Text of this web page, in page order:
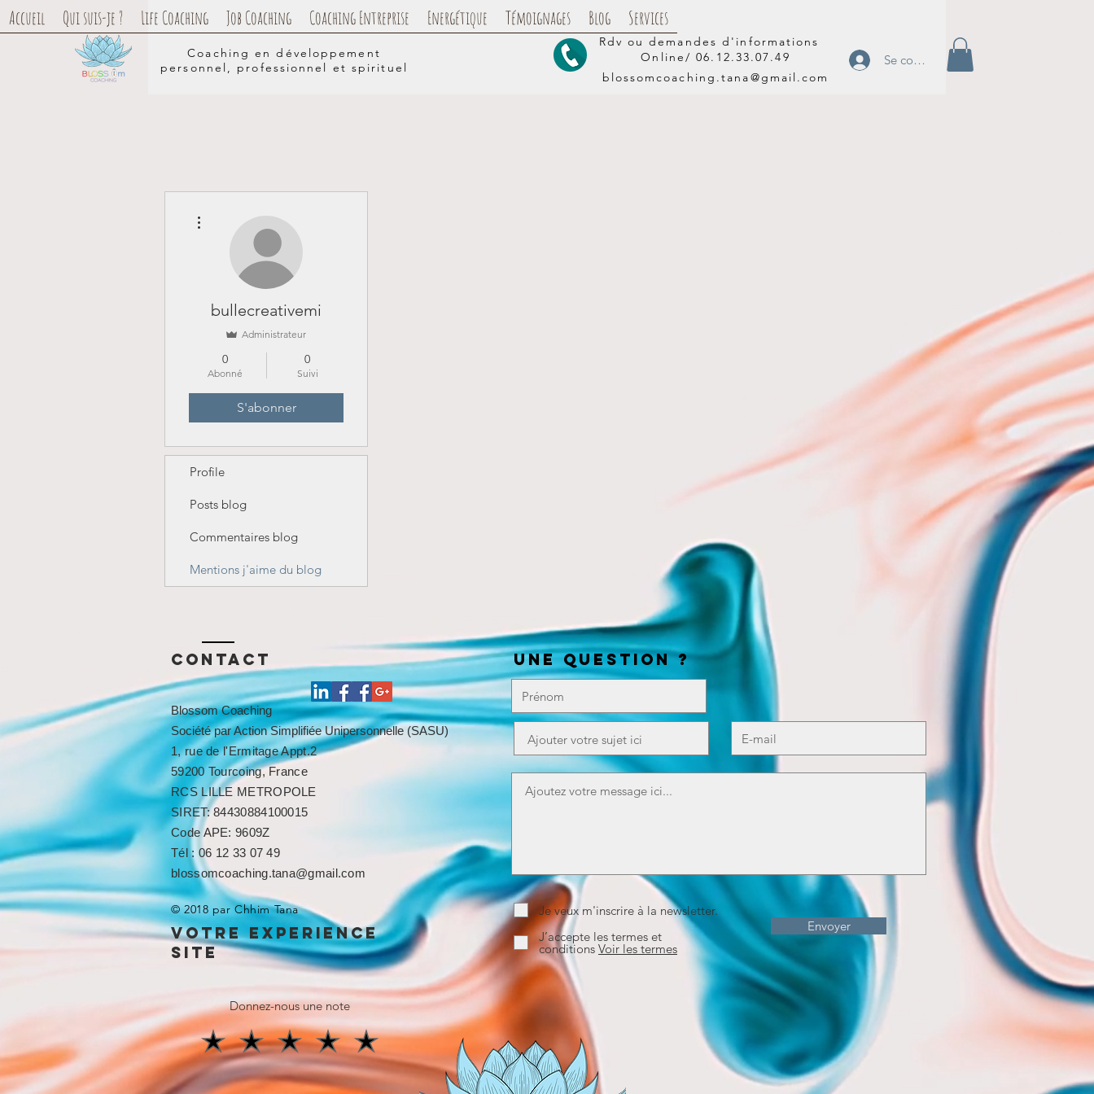
Coaching en développement
personnel, professionnel et spirituel
Accueil Qui suis-je ? Life Coaching Job Coaching Coaching Entreprise Energétique Témoignages Blog Services
Se connecter
Rdv ou demandes d'informations
Online/06.12.33.07.49
blossomcoaching.tana@gmail.com
bullecreativemi
Administrateur
0
Abonné
0
Suivi
S'abonner
Profile
Posts blog
Commentaires blog
Mentions j'aime du blog
Contact
Blossom Coaching
Société par Action Simplifiée Unipersonnelle (SASU)
1, rue de l'Ermitage Appt.2
59200 Tourcoing, France
RCS LILLE METROPOLE​​
SIRET: 84430884100015
Code APE: 9609Z
Tél : 06 12 33 07 49
blossomcoaching.tana@gmail.com
© 2018 par Chhim Tana
votre experience
site
UNE QUESTION ?
Je veux m'inscrire à la newsletter.
J’accepte les termes et
conditions Voir les termes
Envoyer
Donnez-nous une note